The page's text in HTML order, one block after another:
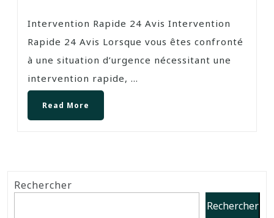
Intervention Rapide 24 Avis Intervention
Rapide 24 Avis Lorsque vous êtes confronté
à une situation d’urgence nécessitant une
intervention rapide, ...
Read More
Rechercher
Rechercher